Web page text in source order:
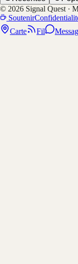
© 2026 Signal Quest ·
Soutenir
Carte
Fil